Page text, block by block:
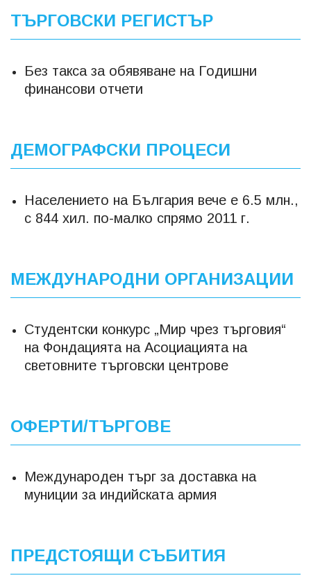
ТЪРГОВСКИ РЕГИСТЪР
Без такса за обявяване на Годишни
финансови отчети
ДЕМОГРАФСКИ ПРОЦЕСИ
Населението на България вече е 6.5 млн.,
с 844 хил. по-малко спрямо 2011 г.
МЕЖДУНАРОДНИ ОРГАНИЗАЦИИ
Студентски конкурс „Мир чрез търговия“
на Фондацията на Асоциацията на
световните търговски центрове
ОФЕРТИ/ТЪРГОВЕ
Международен търг за доставка на
муниции за индийската армия
ПРЕДСТОЯЩИ СЪБИТИЯ